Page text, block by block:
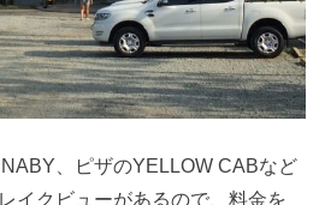
、ピザのYELLOW CABなど
イクビューがあるので、料金を